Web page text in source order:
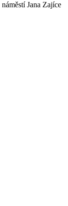
náměstí Jana Zajíce